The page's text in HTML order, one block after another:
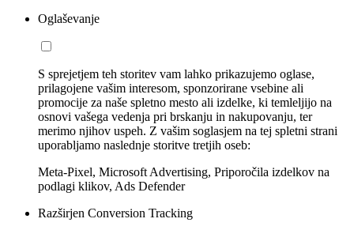
Oglaševanje
S sprejetjem teh storitev vam lahko prikazujemo oglase,
prilagojene vašim interesom, sponzorirane vsebine ali
promocije za naše spletno mesto ali izdelke, ki temleljijo na
osnovi vašega vedenja pri brskanju in nakupovanju, ter
merimo njihov uspeh. Z vašim soglasjem na tej spletni strani
uporabljamo naslednje storitve tretjih oseb:
Meta-Pixel, Microsoft Advertising, Priporočila izdelkov na
podlagi klikov, Ads Defender
Razširjen Conversion Tracking